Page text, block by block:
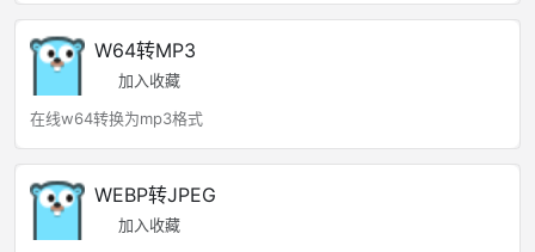
W64转MP3
加入收藏
在线w64转换为mp3格式
WEBP转JPEG
加入收藏